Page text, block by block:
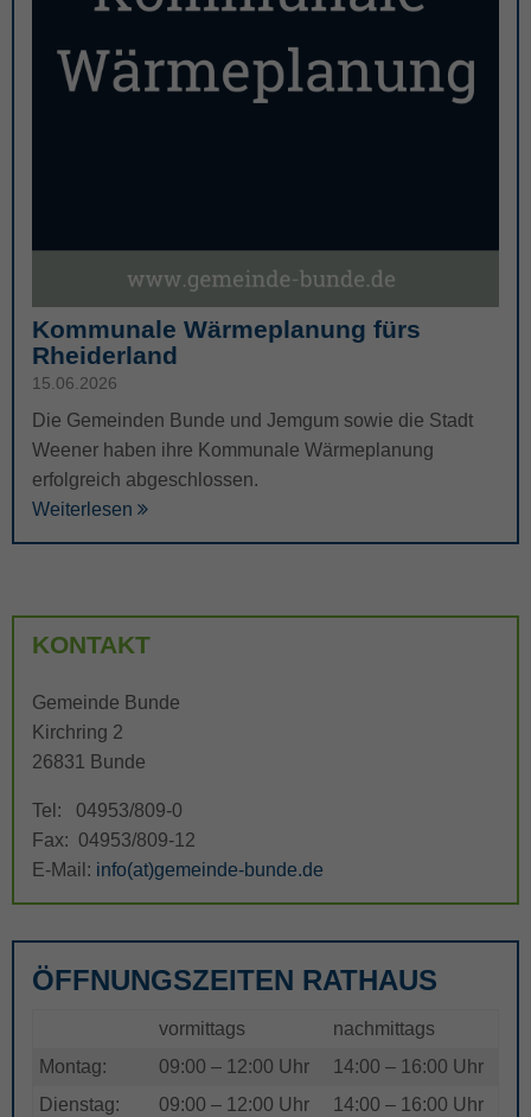
Kommunale Wärmeplanung fürs
Rheiderland
15.06.2026
Die Gemeinden Bunde und Jemgum sowie die Stadt
Weener haben ihre Kommunale Wärmeplanung
erfolgreich abgeschlossen.
Weiterlesen
KONTAKT
Gemeinde Bunde
Kirchring 2
26831 Bunde
Tel: 04953/809-0
Fax: 04953/809-12
E-Mail: info(at)gemeinde-bunde.de
ÖFFNUNGSZEITEN RATHAUS
vormittags
nachmittags
Montag:
09:00 – 12:00 Uhr
14:00 – 16:00 Uhr
Dienstag:
09:00 – 12:00 Uhr
14:00 – 16:00 Uhr